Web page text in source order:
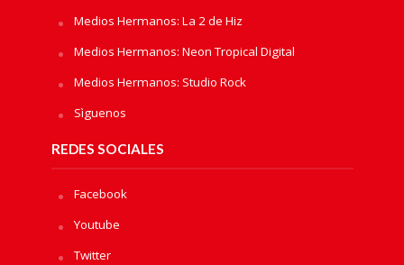
Medios Hermanos: La 2 de Hiz
Medios Hermanos: Neon Tropical Digital
Medios Hermanos: Studio Rock
Sìguenos
REDES SOCIALES
Facebook
Youtube
Twitter